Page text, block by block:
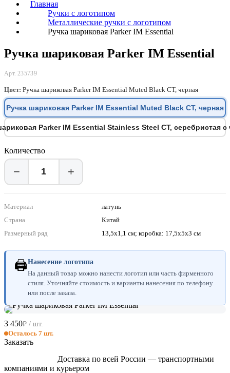
Главная
Ручки с логотипом
Металлические ручки с логотипом
Ручка шариковая Parker IM Essential
Ручка шариковая Parker IM Essential
Арт. 235739
Цвет: Ручка шариковая Parker IM Essential Muted Black CT, черная
Ручка шариковая Parker IM Essential Muted Black CT, черная
Parker IM Essential Stainless Steel CT, серебристая
Количество
− +
Материал
латунь
Страна
Китай
Размерный ряд
13,5х1,1 см; коробка: 17,5х5х3 см
🖨Нанесение логотипа
На данный товар можно нанести логотип или часть фирменного
стиля. Уточняйте стоимость и варианты нанесения по телефону
или после заказа.
3 450₽ / шт.
Осталось 7 шт.
Заказать
Доставка по всей России — транспортными
компаниями и курьером